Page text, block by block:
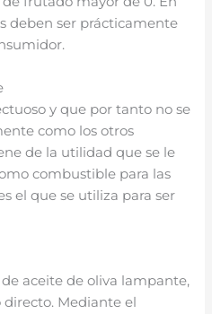
deben ser prácticamente
y que por tanto no se
como los otros
de la utilidad que se le
combustible para las
el que se utiliza para ser
aceite de oliva lampante,
directo. Mediante el